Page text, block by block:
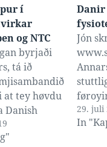
í
og NTC
byrjaði
tá ið
tey høvdu
Danish
Bellahøj
av tí at
Danir
Jón
nú
við
29. juli
In